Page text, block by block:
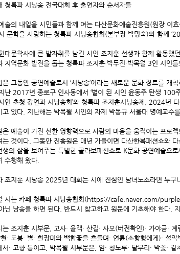
청록파 시낭송 전국대회 후 출연자와 순서자들
술의 내일을 시민들과 함께 여는 다산문화예술진흥원(원장 이
문학을 사랑하는 청록파 시낭송협회(본부장 박명숙)와 함께
대문학사에 큰 발자취를 남긴 시인 조지훈 선생과 함께 활동
지역문화 발전을 돕는 청록파 조지훈·박두진·박목월 3인 시인
은 그동안 공연예술로서 ‘시낭송’이라는 새로운 문화 쟝르를
난 2017년 종로구 인사동에서 ‘별이 된 시인 윤동주 탄생 100
인 초청 강연과 시낭송회’와 청록파 조지훈시낭송제, 2024년
고 있다. 지난해는 박목월 시인의 자제 박동규 서울대 명예교수
은 예술이 가진 선한 영향력으로 사람의 마음을 움직이는 프로
는 것이다. 그동안 진흥원은 매년 가을이면 다산한복패션쇼와
생의 삶을 보여주는 특별한 콜라보패션쇼로 K문화 공연예술으
수행해 왔다.
조지훈 시낭송 2025년 대회는 시에 진심인 남녀노소라면 누구
시는 카페 청록파 시낭송협회(https://cafe.naver.com/
닌 낭송을 하면 된다. 반드시 참고하고 원문에 기초해야 한다.
는 조지훈 시부문, 고사· 율객· 산길· 사모(버전확인)· 가야금·
· 도봉· 별· 흰장미와 백합꽃을 흔들며· 연륜(소향형에게)· 설
서· 고향 등이고, 박목월 시부문은, 임· 청노루· 달무리· 박꽃·